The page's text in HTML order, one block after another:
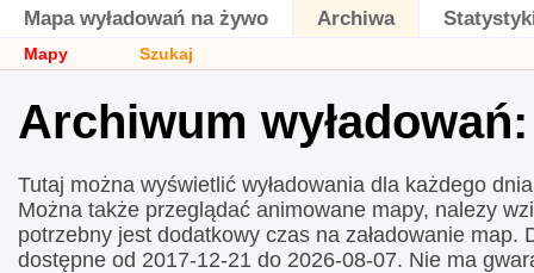
Mapa wyładowań na żywo Archiwa
Mapy Szukaj
Archiwum
Tutaj można wyświetlić wyładowania dla każdego
Można także przeglądać animowane mapy, nalezy
potrzebny jest dodatkowy czas na załadowanie map.
dostępne od 2017-12-21 do 2026-08-07. Nie ma